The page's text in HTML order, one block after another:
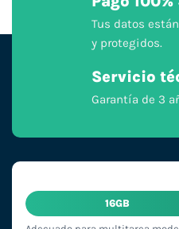
Tus datos
y protegidos.
Servicio
Garantía de 3
16GB